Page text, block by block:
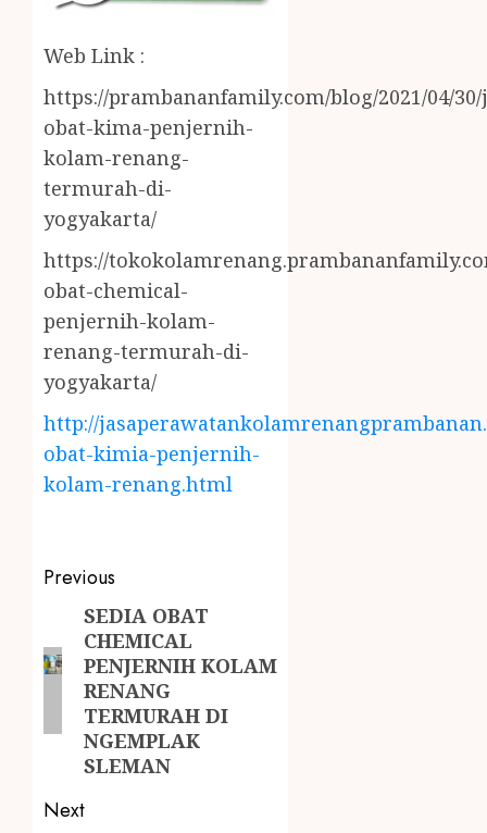
Web Link :
https://prambananfamily.com/blog/2021/04/
obat-kima-penjernih-
kolam-renang-
termurah-di-
yogyakarta/
https://
obat-chemical-
penjernih-kolam-
renang-termurah-di-
yogyakarta/
http://
obat-kimia-penjernih-
kolam-renang.html
Previous
SEDIA OBAT
CHEMICAL
PENJERNIH KOLAM
RENANG
TERMURAH DI
NGEMPLAK
SLEMAN
Next